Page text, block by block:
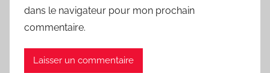
dans le navigateur pour mon prochain
commentaire.